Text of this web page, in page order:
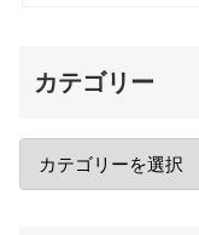
カテゴリー